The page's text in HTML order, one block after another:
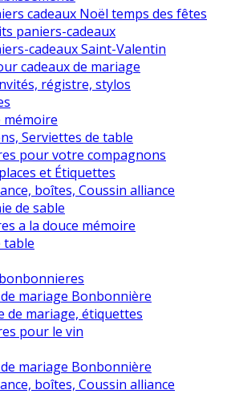
cadeaux Noël temps des fêtes
paniers-cadeaux
cadeaux Saint-Valentin
cadeaux de mariage
régistre, stylos
mémoire
Serviettes de table
pour votre compagnons
et Étiquettes
boîtes, Coussin alliance
de sable
a la douce mémoire
table
mariage Bonbonnière
de mariage, étiquettes
pour le vin
mariage Bonbonnière
boîtes, Coussin alliance